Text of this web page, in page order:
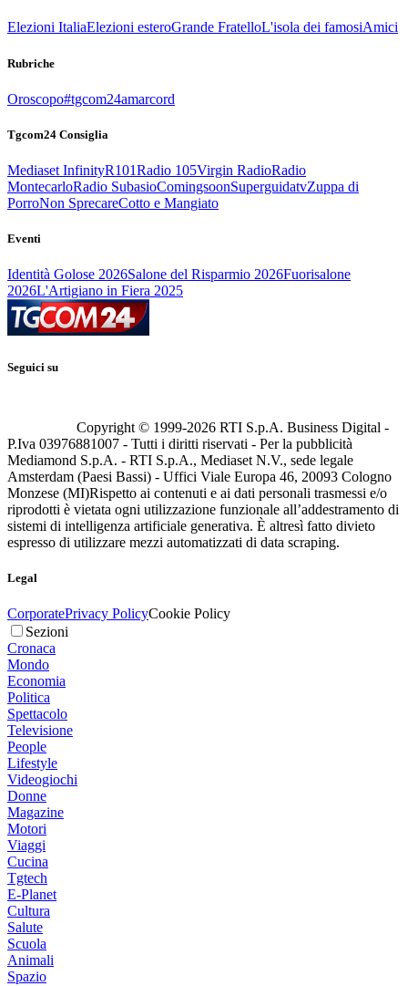
Elezioni ItaliaElezioni esteroGrande FratelloL'isola dei famosiAmici
Rubriche
Oroscopo#tgcom24amarcord
Tgcom24 Consiglia
Mediaset InfinityR101Radio 105Virgin RadioRadio
MontecarloRadio SubasioComingsoonSuperguidatvZuppa di
PorroNon SprecareCotto e Mangiato
Eventi
Identità Golose 2026Salone del Risparmio 2026Fuorisalone
2026L'Artigiano in Fiera 2025
Seguici su
Copyright © 1999-2026 RTI S.p.A. Business Digital -
P.Iva 03976881007 - Tutti i diritti riservati - Per la pubblicità
Mediamond S.p.A. - RTI S.p.A., Mediaset N.V., sede legale
Amsterdam (Paesi Bassi) - Uffici Viale Europa 46, 20093 Cologno
Monzese (MI)Rispetto ai contenuti e ai dati personali trasmessi e/o
riprodotti è vietata ogni utilizzazione funzionale all’addestramento di
sistemi di intelligenza artificiale generativa. È altresì fatto divieto
espresso di utilizzare mezzi automatizzati di data scraping.
Legal
CorporatePrivacy PolicyCookie Policy
Sezioni
Cronaca
Mondo
Economia
Politica
Spettacolo
Televisione
People
Lifestyle
Videogiochi
Donne
Magazine
Motori
Viaggi
Cucina
Tgtech
E-Planet
Cultura
Salute
Scuola
Animali
Spazio